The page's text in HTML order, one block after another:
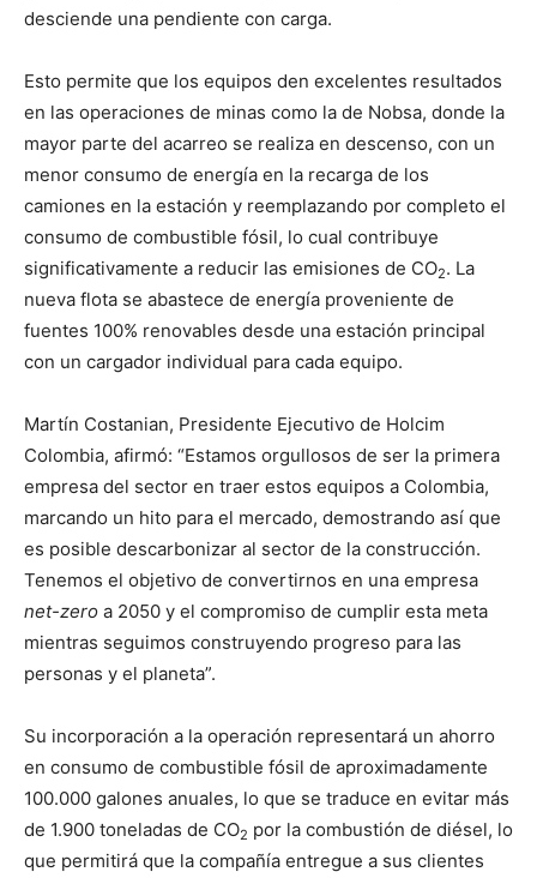
desciende una pendiente con carga.
Esto permite que los equipos den excelentes resultados
en las operaciones de minas como la de Nobsa, donde la
mayor parte del acarreo se realiza en descenso, con un
menor consumo de energía en la recarga de los
camiones en la estación y reemplazando por completo el
consumo de combustible fósil, lo cual contribuye
significativamente a reducir las emisiones de CO2. La
nueva flota se abastece de energía proveniente de
fuentes 100% renovables desde una estación principal
con un cargador individual para cada equipo.
Martín Costanian, Presidente Ejecutivo de Holcim
Colombia, afirmó: “Estamos orgullosos de ser la primera
empresa del sector en traer estos equipos a Colombia,
marcando un hito para el mercado, demostrando así que
es posible descarbonizar al sector de la construcción.
Tenemos el objetivo de convertirnos en una empresa
net-zero a 2050 y el compromiso de cumplir esta meta
mientras seguimos construyendo progreso para las
personas y el planeta”.
Su incorporación a la operación representará un ahorro
en consumo de combustible fósil de aproximadamente
100.000 galones anuales, lo que se traduce en evitar más
de 1.900 toneladas de CO2 por la combustión de diésel, lo
que permitirá que la compañía entregue a sus clientes